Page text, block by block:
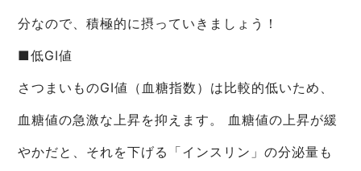
分なので、積極的に摂っていきましょう！
■低GI値
さつまいものGI値（血糖指数）は比較的低いため、
血糖値の急激な上昇を抑えます。 血糖値の上昇が緩
やかだと、それを下げる「インスリン」の分泌量も